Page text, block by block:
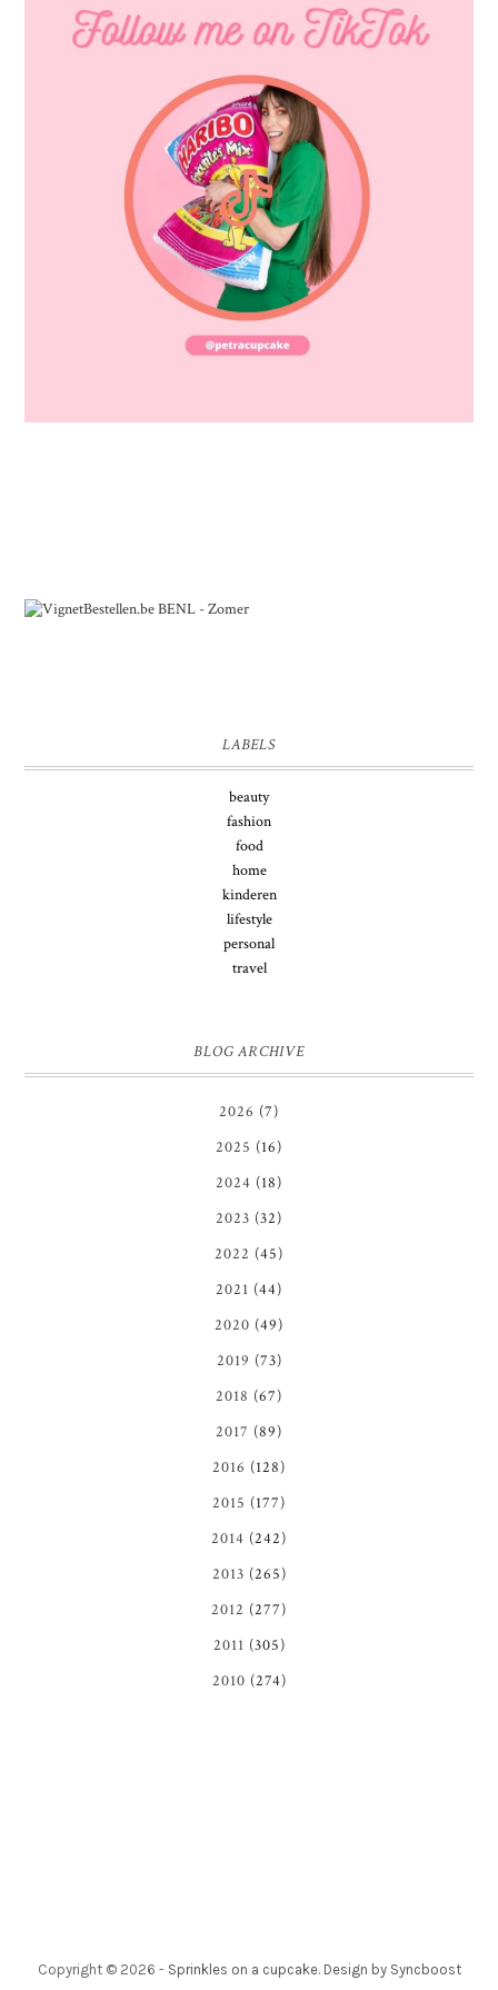
LABELS
beauty
fashion
food
home
kinderen
lifestyle
personal
travel
BLOG ARCHIVE
2026 (7)
2025 (16)
2024 (18)
2023 (32)
2022 (45)
2021 (44)
2020 (49)
2019 (73)
2018 (67)
2017 (89)
2016 (128)
2015 (177)
2014 (242)
2013 (265)
2012 (277)
2011 (305)
2010 (274)
Copyright © 2026 - Sprinkles on a cupcake. Design by Syncboost